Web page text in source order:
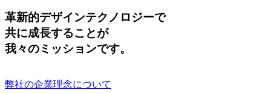
革新的デザインテクノロジーで
共に成長することが
我々のミッションです。
弊社の企業理念について